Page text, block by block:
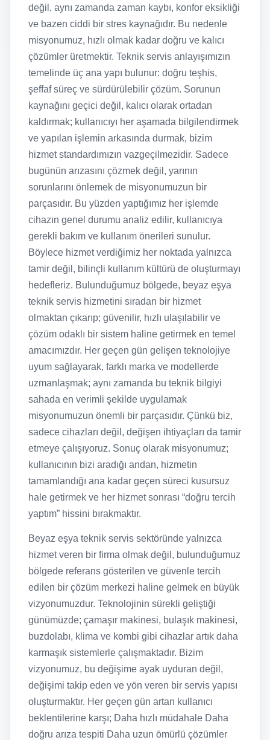
değil, aynı zamanda zaman kaybı, konfor eksikliği
ve bazen ciddi bir stres kaynağıdır. Bu nedenle
misyonumuz, hızlı olmak kadar doğru ve kalıcı
çözümler üretmektir. Teknik servis anlayışımızın
temelinde üç ana yapı bulunur: doğru teşhis,
şeffaf süreç ve sürdürülebilir çözüm. Sorunun
kaynağını geçici değil, kalıcı olarak ortadan
kaldırmak; kullanıcıyı her aşamada bilgilendirmek
ve yapılan işlemin arkasında durmak, bizim
hizmet standardımızın vazgeçilmezidir. Sadece
bugünün arızasını çözmek değil, yarının
sorunlarını önlemek de misyonumuzun bir
parçasıdır. Bu yüzden yaptığımız her işlemde
cihazın genel durumu analiz edilir, kullanıcıya
gerekli bakım ve kullanım önerileri sunulur.
Böylece hizmet verdiğimiz her noktada yalnızca
tamir değil, bilinçli kullanım kültürü de oluşturmayı
hedefleriz. Bulunduğumuz bölgede, beyaz eşya
teknik servis hizmetini sıradan bir hizmet
olmaktan çıkarıp; güvenilir, hızlı ulaşılabilir ve
çözüm odaklı bir sistem haline getirmek en temel
amacımızdır. Her geçen gün gelişen teknolojiye
uyum sağlayarak, farklı marka ve modellerde
uzmanlaşmak; aynı zamanda bu teknik bilgiyi
sahada en verimli şekilde uygulamak
misyonumuzun önemli bir parçasıdır. Çünkü biz,
sadece cihazları değil, değişen ihtiyaçları da tamir
etmeye çalışıyoruz. Sonuç olarak misyonumuz;
kullanıcının bizi aradığı andan, hizmetin
tamamlandığı ana kadar geçen süreci kusursuz
hale getirmek ve her hizmet sonrası “doğru tercih
yaptım” hissini bırakmaktır.
Beyaz eşya teknik servis sektöründe yalnızca
hizmet veren bir firma olmak değil, bulunduğumuz
bölgede referans gösterilen ve güvenle tercih
edilen bir çözüm merkezi haline gelmek en büyük
vizyonumuzdur. Teknolojinin sürekli geliştiği
günümüzde; çamaşır makinesi, bulaşık makinesi,
buzdolabı, klima ve kombi gibi cihazlar artık daha
karmaşık sistemlerle çalışmaktadır. Bizim
vizyonumuz, bu değişime ayak uyduran değil,
değişimi takip eden ve yön veren bir servis yapısı
oluşturmaktır. Her geçen gün artan kullanıcı
beklentilerine karşı; Daha hızlı müdahale Daha
doğru arıza tespiti Daha uzun ömürlü çözümler